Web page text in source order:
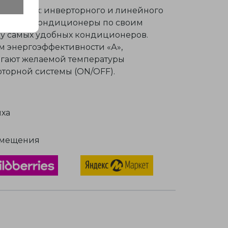
видах: инверторного и линейного
кондиционеры по своим
самых удобных кондиционеров.
«А»,
желаемой температуры
системы (ON/OFF).